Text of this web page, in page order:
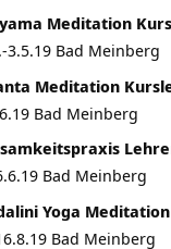
Meditation
3.5.19 Bad Meinberg
Meditation
Bad Meinberg
Bad Meinberg
Yoga
Bad Meinberg